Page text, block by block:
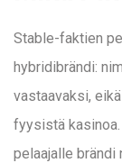
Stable-faktien
hybridibrändi:
vastaavaksi,
fyysistä kasinoa.
pelaajalle brändi